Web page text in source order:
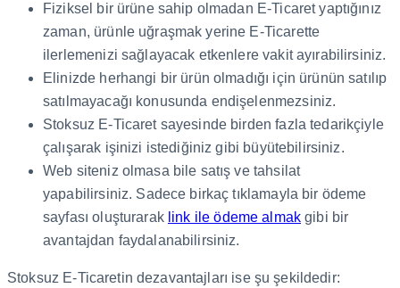
Fiziksel bir ürüne sahip olmadan E-Ticaret yaptığınız
zaman, ürünle uğraşmak yerine E-Ticarette
ilerlemenizi sağlayacak etkenlere vakit ayırabilirsiniz.
Elinizde herhangi bir ürün olmadığı için ürünün satılıp
satılmayacağı konusunda endişelenmezsiniz.
Stoksuz E-Ticaret sayesinde birden fazla tedarikçiyle
çalışarak işinizi istediğiniz gibi büyütebilirsiniz.
Web siteniz olmasa bile satış ve tahsilat
yapabilirsiniz. Sadece birkaç tıklamayla bir ödeme
sayfası oluşturarak link ile ödeme almak gibi bir
avantajdan faydalanabilirsiniz.
Stoksuz E-Ticaretin dezavantajları ise şu şekildedir: